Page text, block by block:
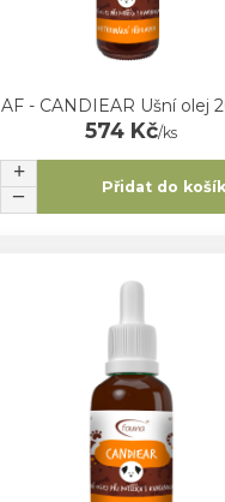
AF - CANDIEAR Ušní olej
574 Kč/ks
Přidat do